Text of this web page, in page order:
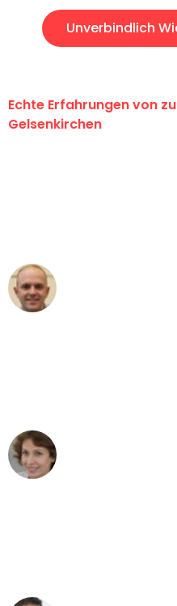
Unverbindlich
Echte Erfahrungen von
Gelsenkirchen